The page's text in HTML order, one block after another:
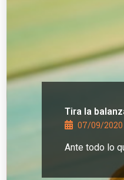
Tira la
07/09/2020
Ante todo lo